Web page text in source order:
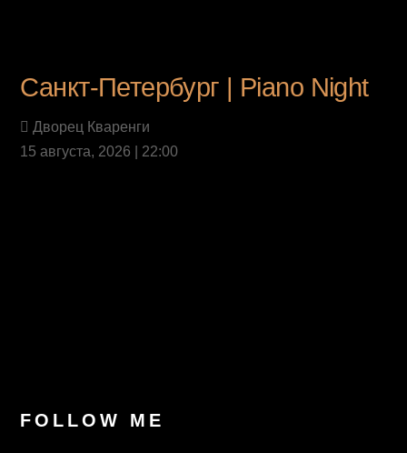
Санкт-Петербург | Piano Night
Дворец Кваренги
15 августа, 2026 | 22:00
FOLLOW ME